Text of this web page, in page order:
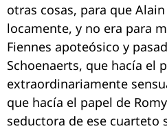
otras cosas, para que
locamente, y no era para
Fiennes apoteósico y
Schoenaerts, que hacía el
extraordinariamente
que hacía el papel de
seductora de ese cuarteto